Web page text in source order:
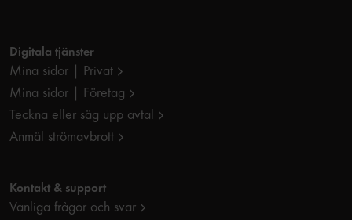
Digitala tjänster
Mina sidor | Privat
Mina sidor | Företag
Teckna eller säg upp avtal
Anmäl strömavbrott
Kontakt & support
Vanliga frågor och svar